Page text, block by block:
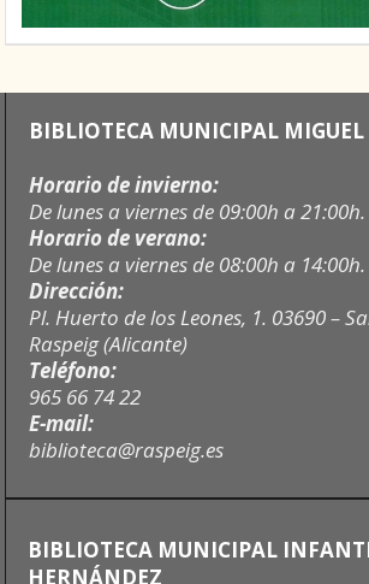
BIBLIOTECA MUNICIPAL MIGUEL
Horario de invierno:
De lunes a viernes de 09:00h a 21:00h.
Horario de verano:
De lunes a viernes de 08:00h a 14:00h.
Dirección:
Pl. Huerto de los Leones, 1. 03690 –
Raspeig (Alicante)
Teléfono:
965 66 74 22
E-mail:
biblioteca@raspeig.es
BIBLIOTECA MUNICIPAL
HERNÁNDEZ